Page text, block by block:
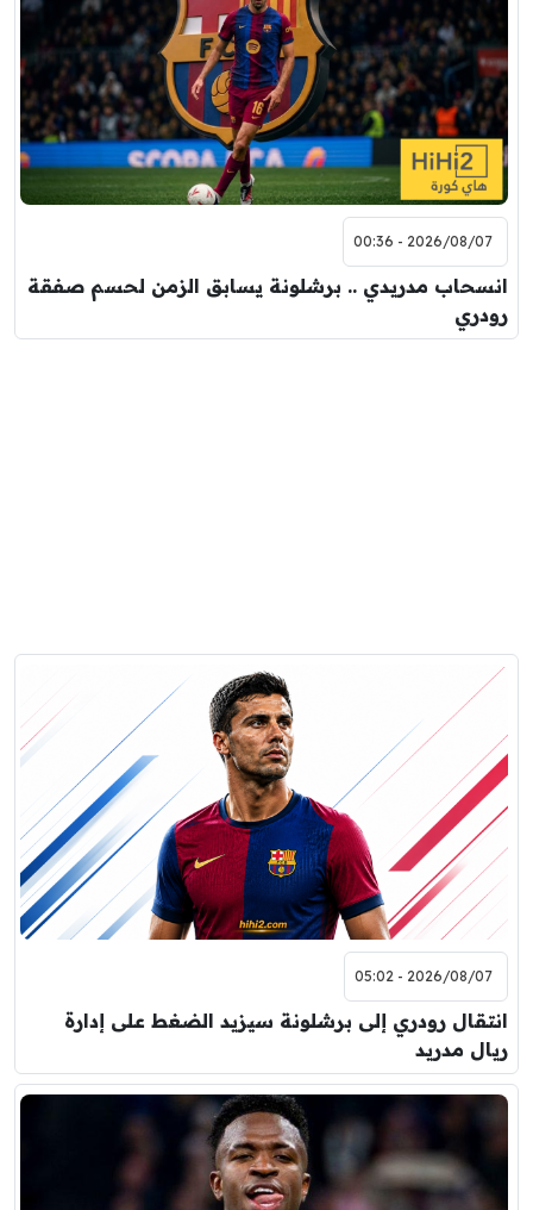
2026/08/07 - 00:36
انسحاب مدريدي .. برشلونة يسابق الزمن لحسم صفقة
رودري
2026/08/07 - 05:02
انتقال رودري إلى برشلونة سيزيد الضغط على إدارة
ريال مدريد